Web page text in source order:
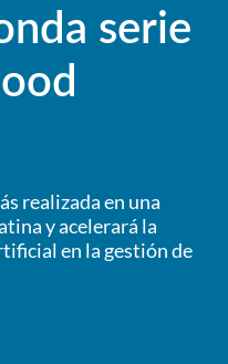
serie
realizada en una
y acelerará la
en la gestión de